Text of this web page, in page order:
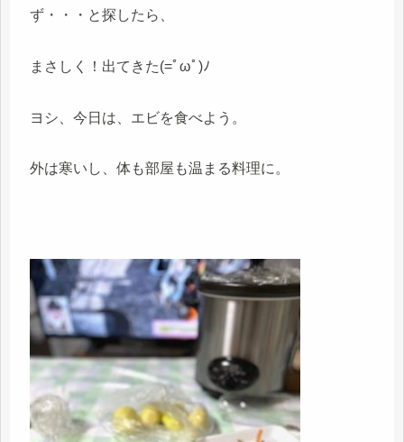
ず・・・と探したら、
まさしく！出てきた(=ﾟωﾟ)ﾉ
ヨシ、今日は、エビを食べよう。
外は寒いし、体も部屋も温まる料理に。